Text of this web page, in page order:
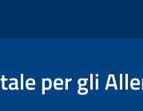
per gli